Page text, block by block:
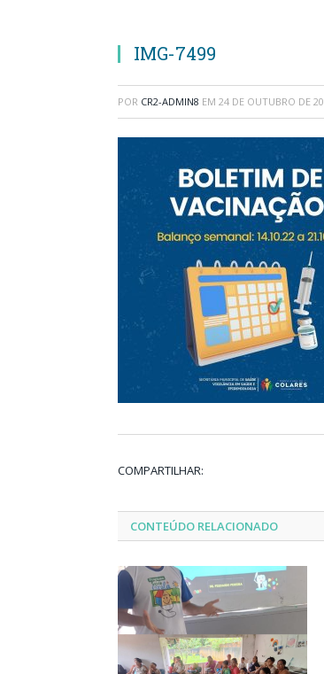
IMG-7499
POR CR2-ADMIN8 EM 24 DE OUTUBRO DE
COMPARTILHAR:
CONTEÚDO RELACIONADO